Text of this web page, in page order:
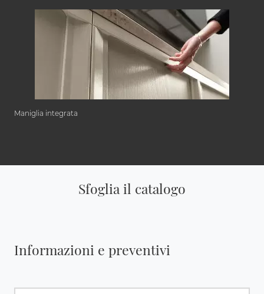
Maniglia integrata
Sfoglia il catalogo
Informazioni e preventivi